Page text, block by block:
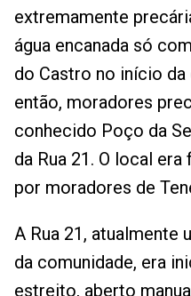
extremamente
água encanada só
do Castro no início
então, moradores
conhecido Poço da
da Rua 21. O local
por moradores de
A Rua 21, atualmente
da comunidade, era
estreito, aberto